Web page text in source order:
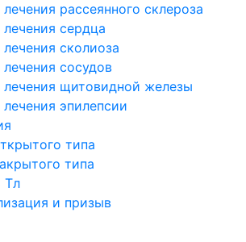
рассеянного склероза
сердца
сколиоза
сосудов
лечения щитовидной железы
эпилепсии
типа
типа
Тл
и призыв